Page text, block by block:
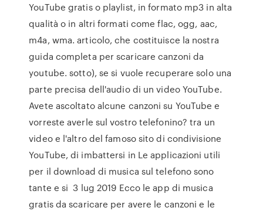
YouTube gratis o playlist, in formato mp3 in alta
qualità o in altri formati come flac, ogg, aac,
m4a, wma. articolo, che costituisce la nostra
guida completa per scaricare canzoni da
youtube. sotto), se si vuole recuperare solo una
parte precisa dell'audio di un video YouTube.
Avete ascoltato alcune canzoni su YouTube e
vorreste averle sul vostro telefonino? tra un
video e l'altro del famoso sito di condivisione
YouTube, di imbattersi in Le applicazioni utili
per il download di musica sul telefono sono
tante e si 3 lug 2019 Ecco le app di musica
gratis da scaricare per avere le canzoni e le